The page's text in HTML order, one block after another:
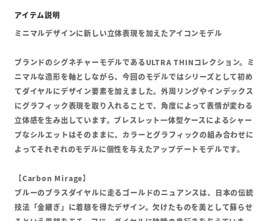
ミニマルデザインに新しい立体表現を加えたアイコンモデル
ブランドのシグネチャーモデルであるULTRA THINコレクション。ミ
ニマルな造形を軸としながら、今回のモデルではシリーズとして初め
てダイヤルにデザイン要素を加えました。外周リングやインデックス
にグラフィック表現を取り入れることで、角度によって表情が変わる
立体感を生み出しています。ブレスレット一体型ケースによるシャー
プなシルエットはそのままに、カラーとグラフィックの組み合わせに
よってそれぞれのモデルに個性を与えたアップデートモデルです。
【Carbon Mirage】
ブルーのブラスダイヤルに走るゴールドのニュアンスは、日本の伝統
技法「金継ぎ」に着想を得たデザイン。欠けたものを美として蘇らせ